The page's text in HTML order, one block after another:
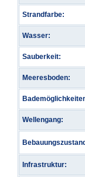
Strandfarbe:
Wasser:
Sauberkeit:
Meeresboden:
Wellengang:
Infrastruktur: